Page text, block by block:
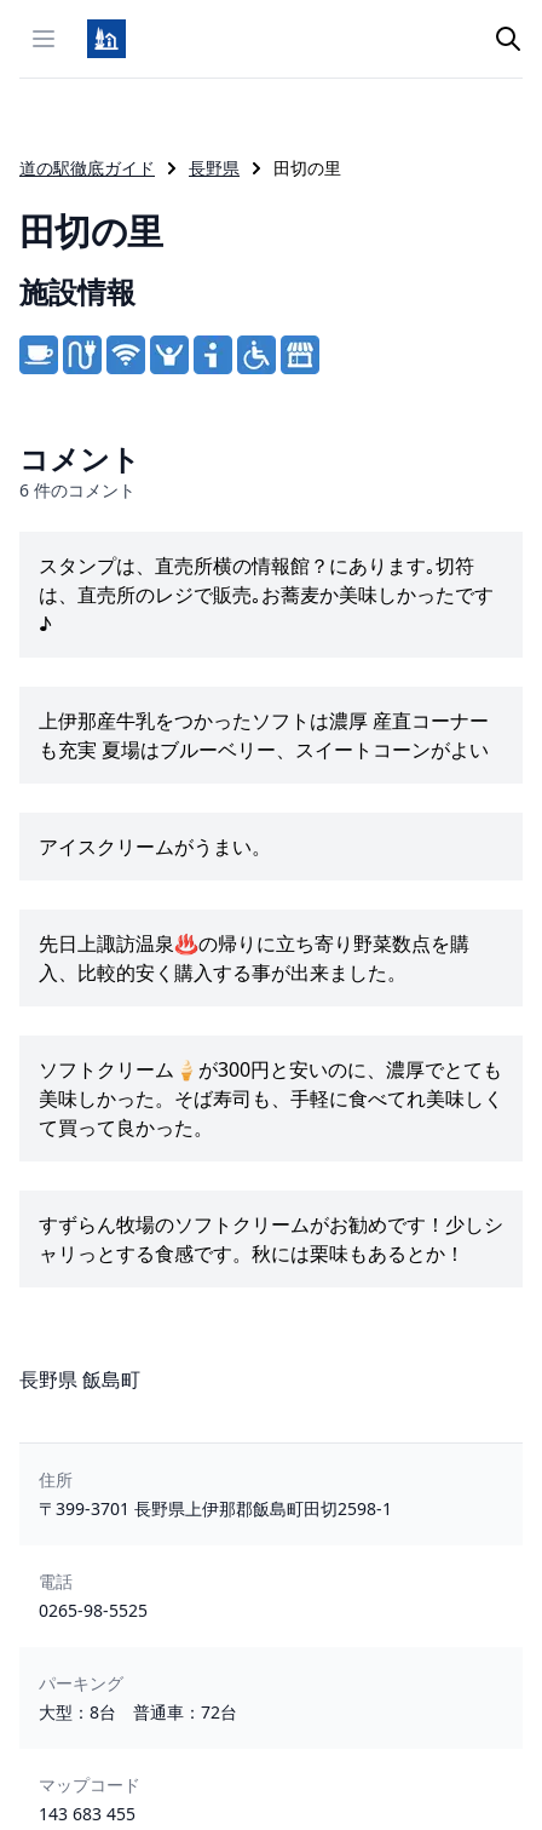
Open menu
道の駅徹底ガイド 長野県 田切の里
田切の里
Product information
施設情報
コメント
6 件のコメント
スタンプは、直売所横の情報館？にあります｡切符
は、直売所のレジで販売｡お蕎麦か美味しかったです
♪
上伊那産牛乳をつかったソフトは濃厚 産直コーナー
も充実 夏場はブルーベリー、スイートコーンがよい
アイスクリームがうまい。
先日上諏訪温泉♨️の帰りに立ち寄り野菜数点を購
入、比較的安く購入する事が出来ました。
ソフトクリーム🍦が300円と安いのに、濃厚でとても
美味しかった。そば寿司も、手軽に食べてれ美味しく
て買って良かった。
すずらん牧場のソフトクリームがお勧めです！少しシ
ャリっとする食感です。秋には栗味もあるとか！
所在地
長野県 飯島町
住所
〒399-3701 長野県上伊那郡飯島町田切2598-1
電話
0265-98-5525
パーキング
大型：8台 普通車：72台
マップコード
143 683 455